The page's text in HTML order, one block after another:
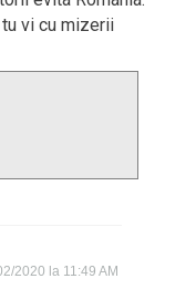
vi cu mizerii
2020 la 11:49 AM